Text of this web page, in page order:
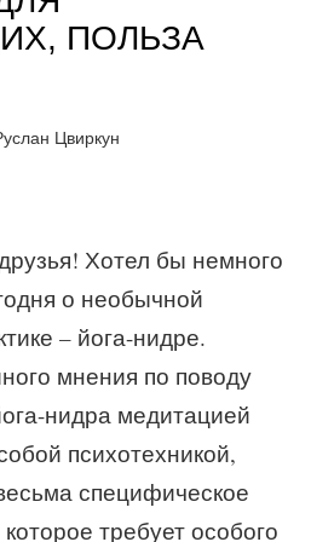
ПОЛЬЗА
Цвиркун
Хотел бы немного
о необычной
– йога-нидре.
мнения по поводу
нидра медитацией
психотехникой,
специфическое
требует особого